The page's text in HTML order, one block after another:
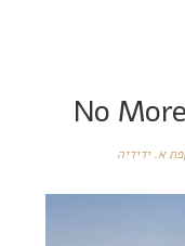
No
א. ידידיה